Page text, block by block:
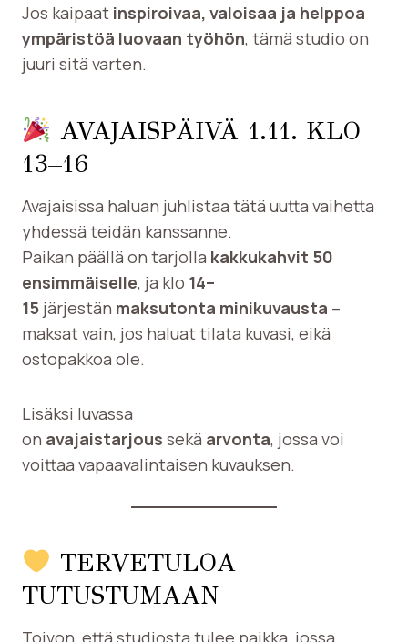
Jos kaipaat inspiroivaa, valoisaa ja helppoa
ympäristöä luovaan työhön, tämä studio on
juuri sitä varten.
AVAJAISPÄIVÄ 1.11. KLO
13–16
Avajaisissa haluan juhlistaa tätä uutta vaihetta
yhdessä teidän kanssanne.
Paikan päällä on tarjolla kakkukahvit 50
ensimmäiselle, ja klo 14–
15 järjestän maksutonta minikuvausta –
maksat vain, jos haluat tilata kuvasi, eikä
ostopakkoa ole.
Lisäksi luvassa
on avajaistarjous sekä arvonta, jossa voi
voittaa vapaavalintaisen kuvauksen.
TERVETULOA
TUTUSTUMAAN
Toivon, että studiosta tulee paikka, jossa